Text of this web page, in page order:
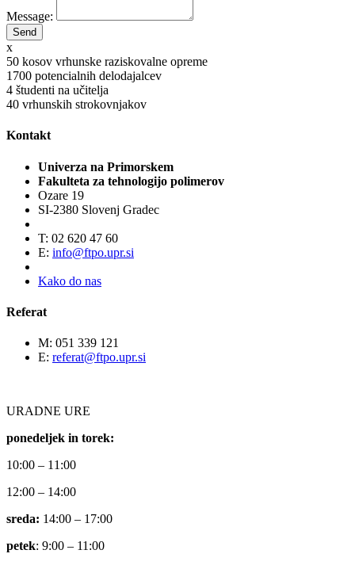
Message:
x
50 kosov vrhunske raziskovalne opreme
1700 potencialnih delodajalcev
4 študenti na učitelja
40 vrhunskih strokovnjakov
Kontakt
Univerza na Primorskem
Fakulteta za tehnologijo polimerov
Ozare 19
SI-2380 Slovenj Gradec
T: 02 620 47 60
E: info@ftpo.upr.si
Kako do nas
Referat
M: 051 339 121
E: referat@ftpo.upr.si
URADNE URE
ponedeljek in torek:
10:00 – 11:00
12:00 – 14:00
sreda: 14:00 – 17:00
petek: 9:00 – 11:00